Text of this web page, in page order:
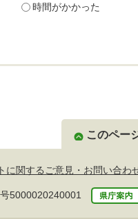
時間がかかった
このペー
に関するご意見・お問い合わ
5000020240001